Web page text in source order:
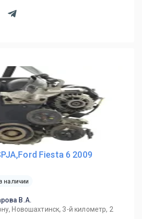
Fiesta 6 2009
наличии
В.А.
Новошахтинск, 3-й километр, 2